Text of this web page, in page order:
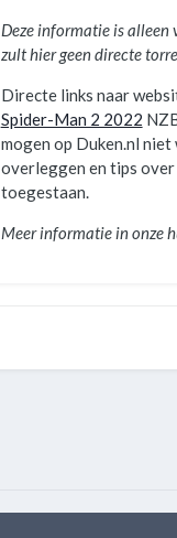
Deze informatie is alleen
zult hier geen directe
Directe links naar
Spider-Man 2 2022
mogen op Duken.nl
overleggen en tips
toegestaan.
Meer informatie in onze